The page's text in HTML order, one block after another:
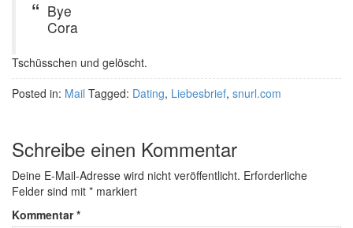
Bye
Cora
Tschüsschen und gelöscht.
Posted in: Mail Tagged: Dating, Liebesbrief, snurl.com
Schreibe einen Kommentar
Deine E-Mail-Adresse wird nicht veröffentlicht. Erforderliche
Felder sind mit * markiert
Kommentar*